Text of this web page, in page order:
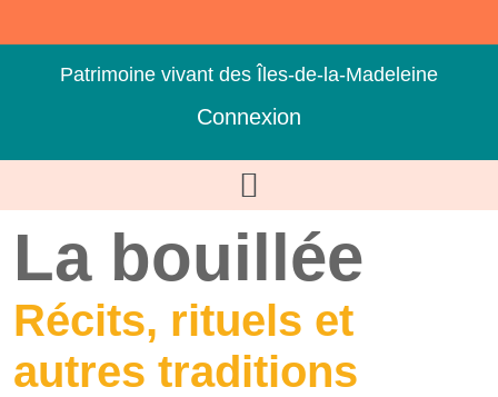
Patrimoine vivant des Îles-de-la-Madeleine
Connexion
La bouillée
Récits, rituels et
autres traditions